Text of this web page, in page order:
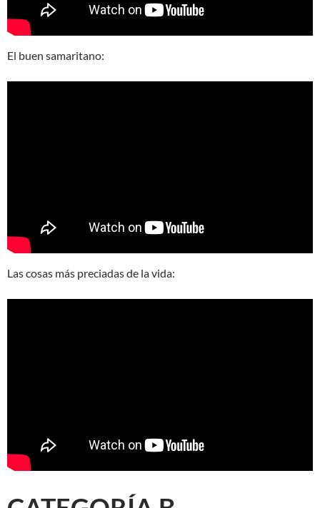
El buen samaritano:
Las cosas más preciadas de la vida: